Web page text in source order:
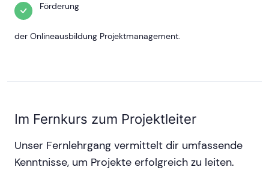
Förderung
der Onlineausbildung Projektmanagement.
Im Fernkurs zum Projektleiter
Unser Fernlehrgang vermittelt dir umfassende
Kenntnisse, um Projekte erfolgreich zu leiten.